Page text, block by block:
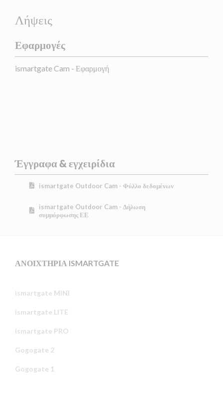
Λήψεις
Εφαρμογές
ismartgate Cam - Εφαρμογή
Έγγραφα & εγχειρίδια
ismartgate Outdoor Cam - Φύλλο δεδομένων
ismartgate Outdoor Cam - Δήλωση
συμμόρφωσης ΕΕ
ΑΝΟΙΧΤΉΡΙΑ ISMARTGATE
ismartgate MINI
ismartgate LITE
ismartgate PRO
Gogogate 2
Gogogate 1